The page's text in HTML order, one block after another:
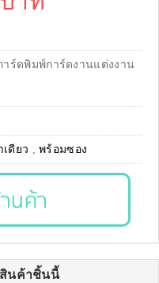
ร์ดพิมพ์การ์ดงานแต่งงาน
ดียว ,พร้อมซอง
นค้า
นค้าชิ้นนี้